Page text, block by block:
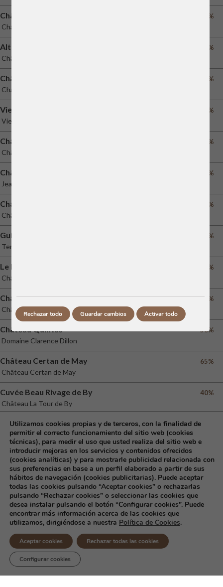
Château Paloumey
Château Paloumey
40%
Alter Ego de Palmer
Château Palmer
51%
Château La Mission Haut-Brion
Château La Mission Haut-Brion
53%
Vieux Château Certan
Vieux Château Certan
78%
Château Pavie
Château Pavie
65%
Château Chantalouette
Jean-Pierre Moueix
70%
Château Phelan Segur
Château Phélan Ségur
42%
Guidalberto
Tenuta San Guido
40%
Le Pauillac de Château Latour
Château Latour
45%
Château Beychevelle
Château Beychevelle
49%
Château Quintus
Domaine Clarence Dillon
58%
Château Certan de May
Château Certan de May
65%
Cuvée Beau Rivage de By
Château La Tour de By
40%
Château la Mondotte
Château la Mondotte
75%
@2016 Todos los derechos reservados. Distribuidora de Primeras
Utilizamos cookies propias y de terceros, con la finalidad de
permitir el correcto funcionamiento del sitio web (cookies
técnicas), para medir el uso que usted realiza del sitio web e
introducir mejoras en los servicios y contenidos ofrecidos
(cookies analíticas) y para mostrarle publicidad relacionada con
sus preferencias en base a un perfil elaborado a partir de sus
hábitos de navegación (cookies publicitarias). Puede aceptar
todas las cookies pulsando “Aceptar cookies” o rechazarlas
pulsando “Rechazar cookies” o seleccionar las cookies que
desea instalar pulsando el botón “Configurar cookies”. Puede
encontrar más información acerca de las cookies que
utilizamos, dirigiéndose a nuestra Política de Cookies.
Aceptar cookies Rechazar todas las cookies
Configurar cookies
Rechazar todo Guardar cambios Activar todo